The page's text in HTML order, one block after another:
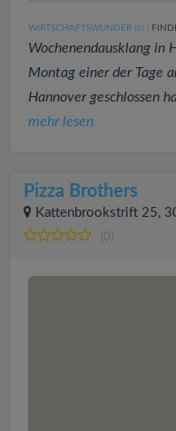
WIRTSCHAFTSWUNDER (31 )
Wochenendausklang in
Montag einer der Tage
Hannover geschlossen
mehr lesen
Pizza Brothers
Kattenbrookstrift 25,
(0)